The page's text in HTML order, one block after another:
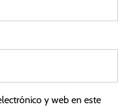
y web en este